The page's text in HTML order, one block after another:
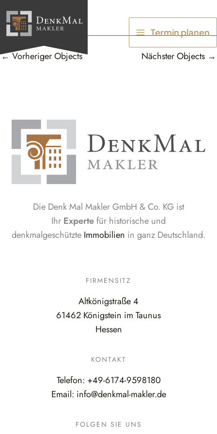
Inhalt
springen
Termin planen
←Vorheriger Objects Nächster Objects →
Die Denk Mal Makler GmbH & Co. KG ist
Ihr Expertefür historische und
denkmalgeschützte Immobilien in ganz Deutschland.
FIRMENSITZ
Altkönigstraße 4
61462 Königstein im Taunus
Hessen
KONTAKT
Telefon: +49-6174-9598180
Email: info@denkmal-makler.de
FOLGEN SIE UNS